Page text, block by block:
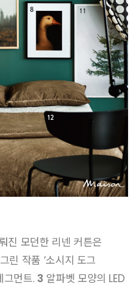
진 모던한 리넨 커튼은
린 작품 ‘소시지 도그
그먼트. 3 알파벳 모양의 LED